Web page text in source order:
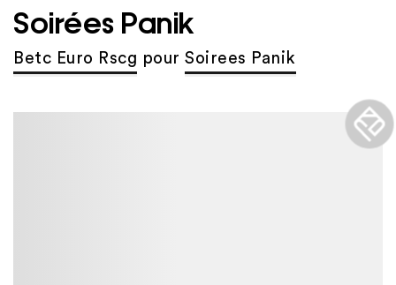
Soirées Panik
Betc Euro Rscg pour Soirees Panik